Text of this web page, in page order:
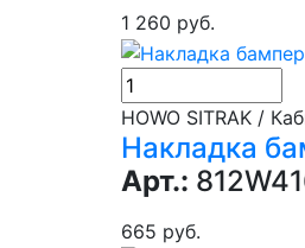
1 260 руб.
HOWO SITRAK /
Накладка
Арт.:
665 руб.